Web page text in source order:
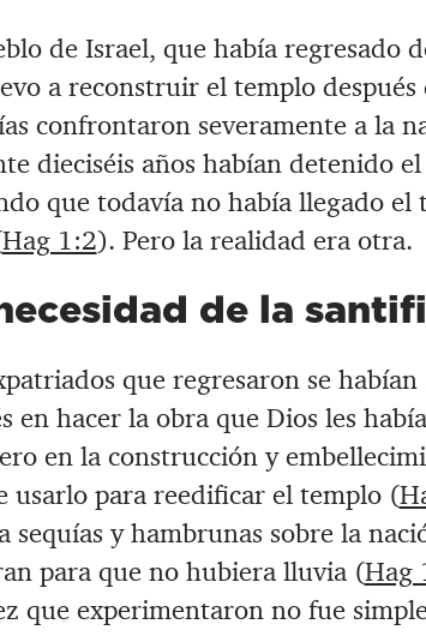
de Israel, que había regresado
a reconstruir el templo
confrontaron severamente a la
dieciséis años habían detenido
que todavía no había llegado el
Hag 1:2). Pero la realidad era otra.
de la
que regresaron se
en hacer la obra que Dios les
en la construcción y
usarlo para reedificar el templo (
sequías y hambrunas sobre la
para que no hubiera lluvia (Hag
que experimentaron no fue